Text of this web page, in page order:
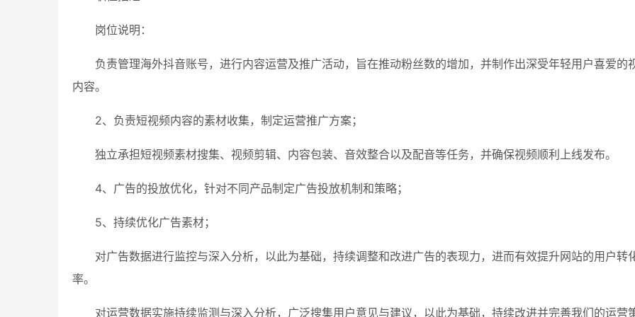
岗位说明：
负责管理海外抖音账号，进行内容运营及推广活动，旨在推动粉丝数的增加，并制作出深受年轻用户喜爱的
内容。
2、负责短视频内容的素材收集，制定运营推广方案；
独立承担短视频素材搜集、视频剪辑、内容包装、音效整合以及配音等任务，并确保视频顺利上线发布。
4、广告的投放优化，针对不同产品制定广告投放机制和策略；
5、持续优化广告素材；
对广告数据进行监控与深入分析，以此为基础，持续调整和改进广告的表现力，进而有效提升网站的用户转
率。
对运营数据实施持续监测与深入分析，广泛搜集用户意见与建议，以此为基础，持续改进并完善我们的运营